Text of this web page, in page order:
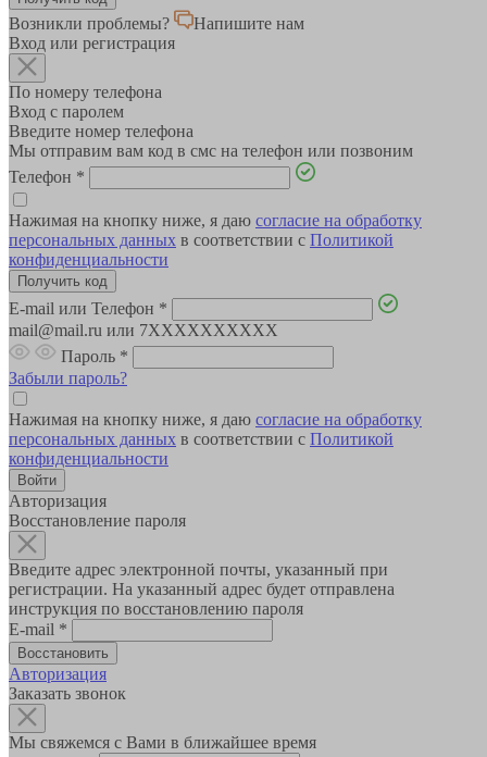
Возникли проблемы?
Напишите нам
Вход или регистрация
По номеру телефона
Вход с паролем
Введите номер телефона
Мы отправим вам код в смс на телефон или позвоним
Телефон *
Нажимая на кнопку ниже, я даю согласие на обработку
персональных данных в соответствии с Политикой
конфиденциальности
E-mail или Телефон *
mail@mail.ru или 7XXXXXXXXXX
Пароль *
Забыли пароль?
Нажимая на кнопку ниже, я даю согласие на обработку
персональных данных в соответствии с Политикой
конфиденциальности
Авторизация
Восстановление пароля
Введите адрес электронной почты, указанный при
регистрации. На указанный адрес будет отправлена
инструкция по восстановлению пароля
E-mail *
Авторизация
Заказать звонок
Мы свяжемся с Вами в ближайшее время